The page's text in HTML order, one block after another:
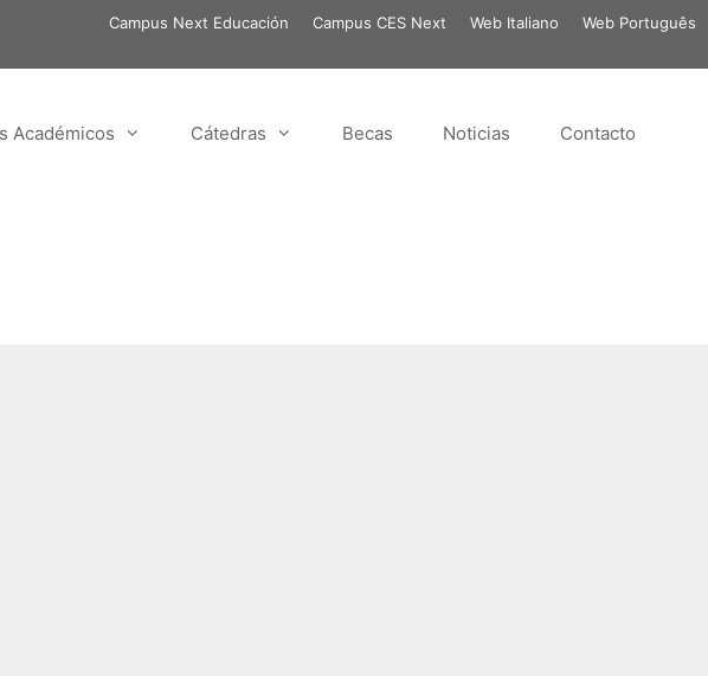
Campus Next Educación Campus CES Next Web Italiano Web Português
Académicos Cátedras Becas Noticias Contacto